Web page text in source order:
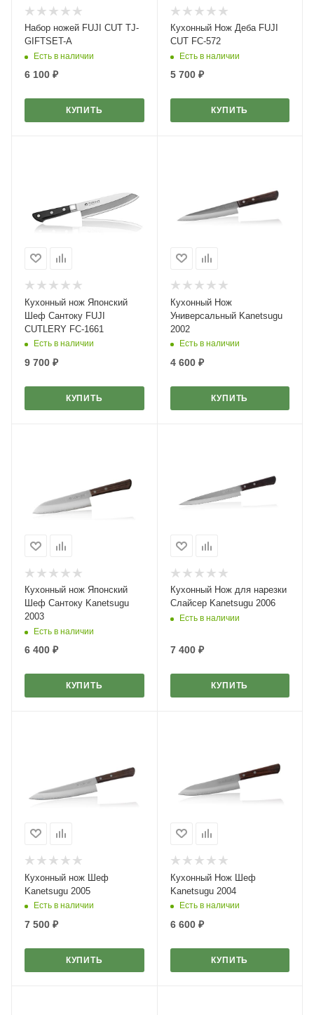
Набор ножей FUJI CUT TJ-
GIFTSET-A
Есть в наличии
6 100 ₽
КУПИТЬ
Кухонный Нож Деба FUJI
CUT FC-572
Есть в наличии
5 700₽
КУПИТЬ
Кухонный нож Японский
Шеф Сантоку FUJI
CUTLERY FC-1661
Есть в наличии
9 700 ₽
КУПИТЬ
Кухонный Нож
Универсальный Kanetsugu
2002
Есть в наличии
4 600₽
КУПИТЬ
Кухонный нож Японский
Шеф Сантоку Kanetsugu
2003
Есть в наличии
6 400 ₽
КУПИТЬ
Кухонный Нож для нарезки
Слайсер Kanetsugu 2006
Есть в наличии
7 400₽
КУПИТЬ
Кухонный нож Шеф
Kanetsugu 2005
Есть в наличии
7 500 ₽
КУПИТЬ
Кухонный Нож Шеф
Kanetsugu 2004
Есть в наличии
6 600₽
КУПИТЬ